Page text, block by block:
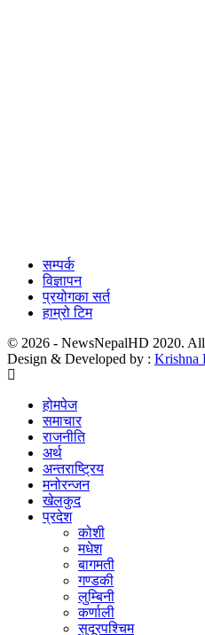
सम्पर्क
विज्ञापन
प्रयोगका सर्त
हाम्रो टिम
© 2026 - NewsNepalHD 2020. All
Design & Developed by : Krishna
होमपेज
समाचार
राजनीति
अर्थ
अन्तराष्ट्रिय
मनोरन्जन
खेलकुद
प्रदेश
कोशी
मधेश
बागमती
गण्डकी
लुम्बिनी
कर्णाली
सुदूरपश्चिम